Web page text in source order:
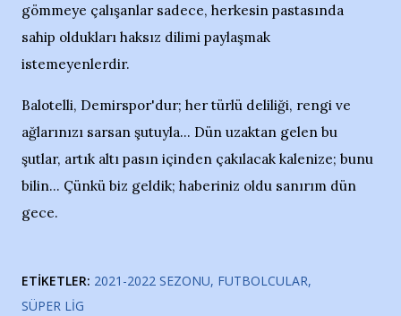
gömmeye çalışanlar sadece, herkesin pastasında
sahip oldukları haksız dilimi paylaşmak
istemeyenlerdir.
Balotelli, Demirspor'dur; her türlü deliliği, rengi ve
ağlarınızı sarsan şutuyla... Dün uzaktan gelen bu
şutlar, artık altı pasın içinden çakılacak kalenize; bunu
bilin... Çünkü biz geldik; haberiniz oldu sanırım dün
gece.
ETIKETLER: 2021-2022 SEZONU FUTBOLCULAR
SÜPER LIG